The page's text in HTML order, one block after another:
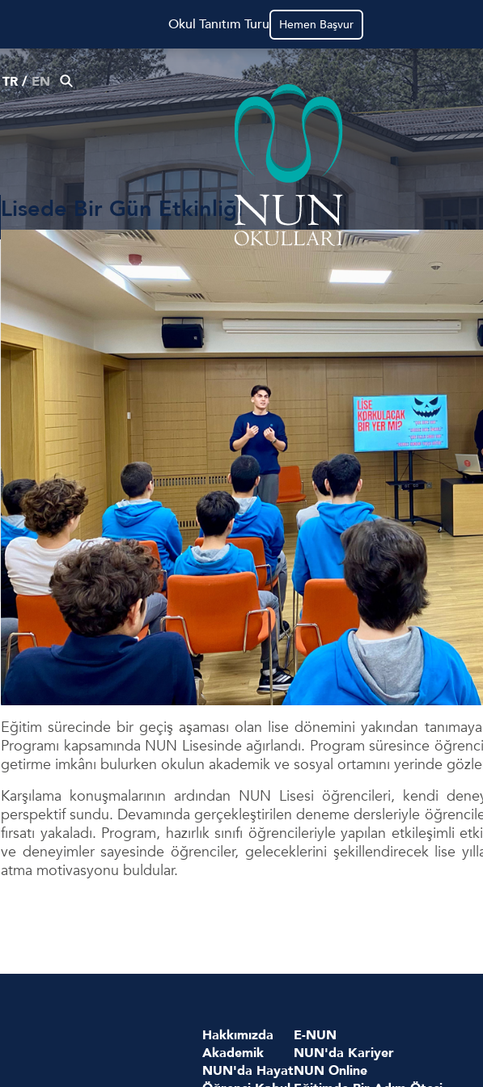
Okul Tanıtım Turu Hemen Başvur
TR/EN
Lisede Bir Gün Etkinliği
Eğitim sürecinde bir geçiş aşaması olan lise dönemini yakından
Programı kapsamında NUN Lisesinde ağırlandı. Program süresince
getirme imkânı bulurken okulun akademik ve sosyal ortamını yerinde
Karşılama konuşmalarının ardından NUN Lisesi öğrencileri, kendi
perspektif sundu. Devamında gerçekleştirilen deneme dersleriyle
fırsatı yakaladı. Program, hazırlık sınıfı öğrencileriyle yapılan
ve deneyimler sayesinde öğrenciler, geleceklerini şekillendirecek lise
atma motivasyonu buldular.
Hakkımızda
Akademik
NUN'da Hayat
E-NUN
NUN'da Kariyer
NUN Online